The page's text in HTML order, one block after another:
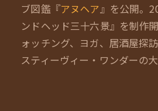
ブ図鑑『アヌヘア』を公開。
ンドヘッド三十六景』を制作
ォッチング、ヨガ、居酒屋探
スティーヴィー・ワンダーの大